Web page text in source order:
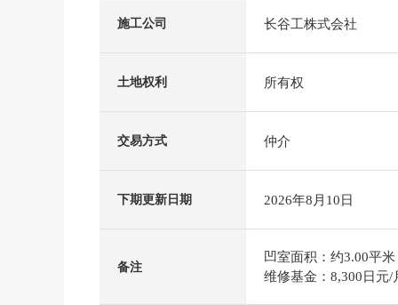
施工公司 长谷工株式会社
土地权利 所有权
交易方式 仲介
下期更新日期 2026年8月10日
备注
凹室面积：约3.00平米
维修基金：8,300日元/